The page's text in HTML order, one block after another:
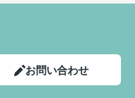
お問い合わせ